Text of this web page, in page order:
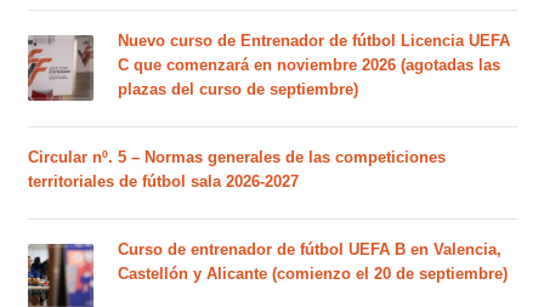
Nuevo curso de Entrenador de fútbol Licencia UEFA
C que comenzará en noviembre 2026 (agotadas las
plazas del curso de septiembre)
Circular nº. 5 – Normas generales de las competiciones
territoriales de fútbol sala 2026-2027
Curso de entrenador de fútbol UEFA B en Valencia,
Castellón y Alicante (comienzo el 20 de septiembre)